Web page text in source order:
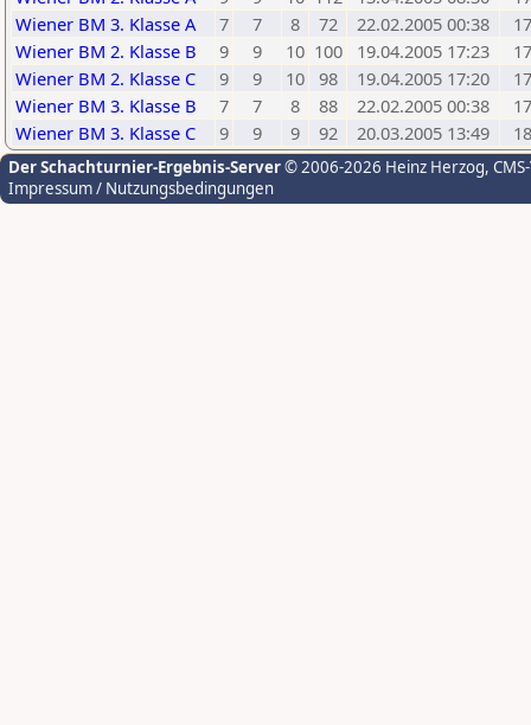
Wiener BM 3. Klasse A
7 7 8 72 22.02.2005 00:38
Wiener BM 2. Klasse B
9 9 10 100 19.04.2005 17:23
Wiener BM 2. Klasse C
9 9 10 98 19.04.2005 17:20
Wiener BM 3. Klasse B
7 7 8 88 22.02.2005 00:38
Wiener BM 3. Klasse C
9 9 9 92 20.03.2005 13:49
Der Schachturnier-Ergebnis-Server© 2006-2026 Heinz Herzog,
Impressum / Nutzungsbedingungen